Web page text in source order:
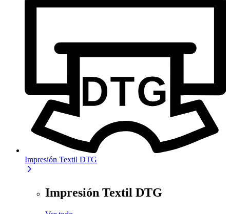
Impresión Textil DTG
Impresión Textil DTG